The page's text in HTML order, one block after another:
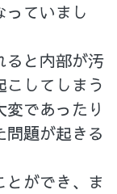
っていまし
ると内部が汚
してしまう
であったり
題が起きる
ができ、ま